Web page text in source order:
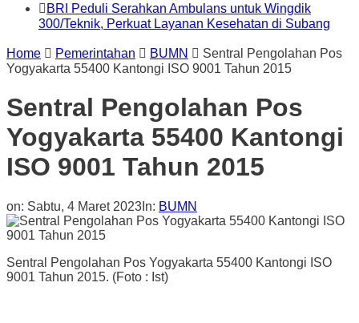
BRI Peduli Serahkan Ambulans untuk Wingdik
300/Teknik, Perkuat Layanan Kesehatan di Subang
Home Pemerintahan BUMN
Sentral Pengolahan Pos
Yogyakarta 55400 Kantongi ISO 9001 Tahun 2015
Sentral Pengolahan Pos
Yogyakarta 55400 Kantongi
ISO 9001 Tahun 2015
on: Sabtu, 4 Maret 2023 In: BUMN
Sentral Pengolahan Pos Yogyakarta 55400 Kantongi ISO
9001 Tahun 2015. (Foto : Ist)